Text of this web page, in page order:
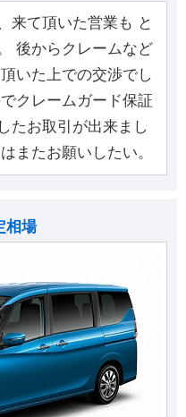
来て頂いた営業も と
後からクレームなど
いた上での交渉でし
クレームガード保証
たお取引が出来まし
またお願いしたい。
相場